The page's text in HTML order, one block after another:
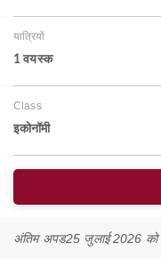
यात्रियों
1 वयस्‍क
Class
इकोनॉमी
अंतिम अपड25 जुलाई 2026